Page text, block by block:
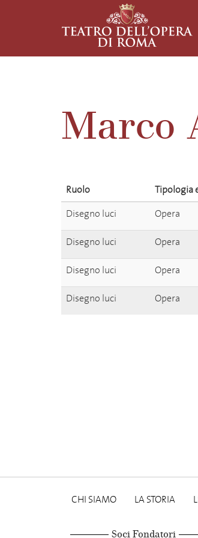
Marco
Ruolo Tipologia
Disegno luci
Opera
Disegno luci Opera
Disegno luci Opera
Disegno luci Opera
CHI SIAMO LA STORIA
Soci Fondatori